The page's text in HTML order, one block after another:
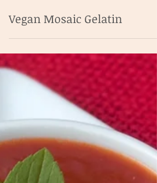
Vegan Mosaic Gelatin